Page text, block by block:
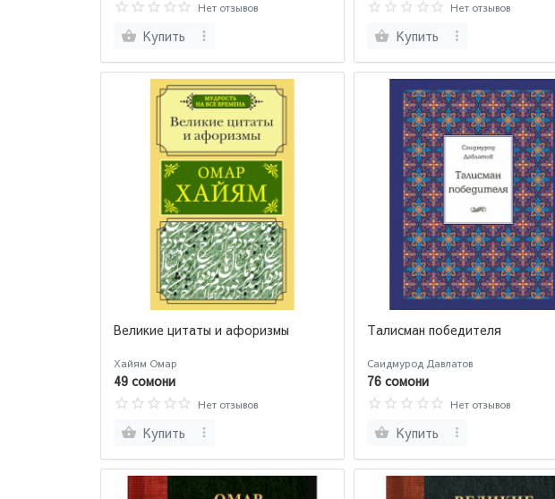
Нет отзывов
Купить
Нет отзывов
Купить
Великие цитаты и афоризмы
Хайям Омар
49 сомони
Нет отзывов
Купить
Талисман победителя
Саидмурод Давлатов
76 сомони
Нет отзывов
Купить